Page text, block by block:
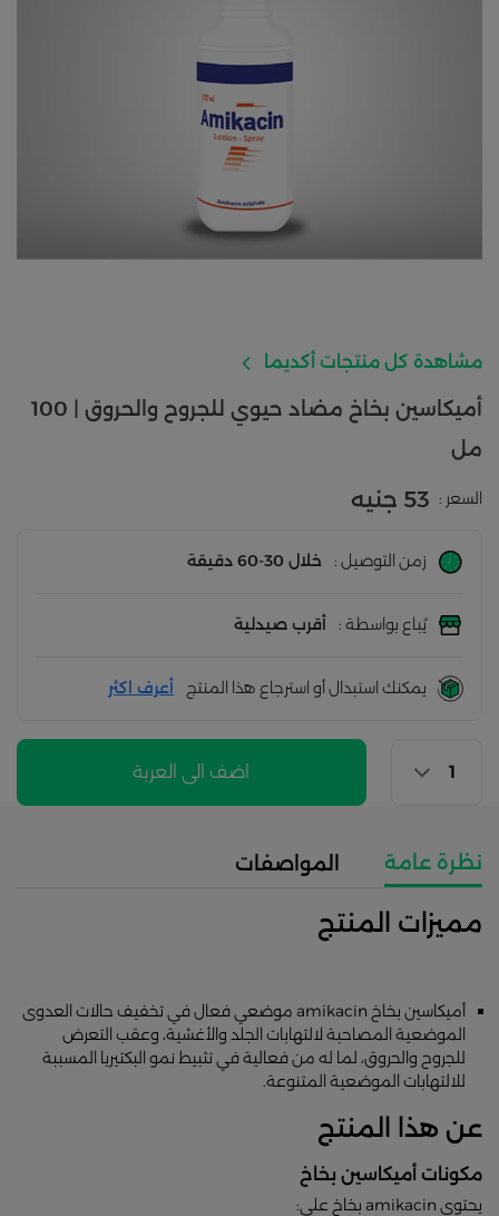
مشاهدة كل منتجات أكديما
أميكاسين بخاخ مضاد حيوي للجروح والحروق | 100
مل
السعر : 53 جنيه
زمن التوصيل : خلال 30-60 دقيقة
يُباع بواسطة : أقرب صيدلية
يمكنك استبدال أو استرجاع هذا المنتج أعرف اكثر
اضف الى العربة
نظرة عامة المواصفات
مميزات المنتج
أميكاسين بخاخ amikacin موضعي فعال في تخفيف حالات العدوى
الموضعية المصاحبة لالتهابات الجلد والأغشية، وعقب التعرض
للجروح والحروق، لما له من فعالية في تثبيط نمو البكتيريا المسببة
للالتهابات الموضعية المتنوعة.
عن هذا المنتج
مكونات أميكاسين بخاخ
يحتوي amikacin بخاخ على: